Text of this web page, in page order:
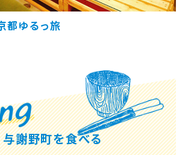
都ゆるっ旅
与謝野町を食べる